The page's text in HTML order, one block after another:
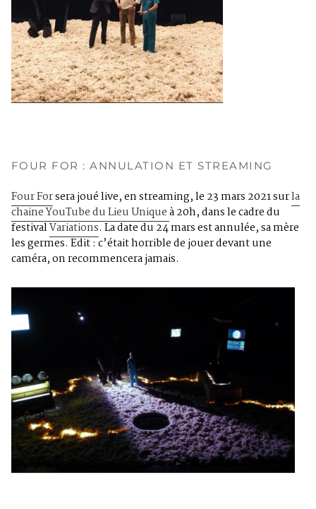
FOUR FOR : ANNULATION ET STREAMING
Four Forsera joué live, en streaming, le 23 mars 2021 surla
chaine YouTube du Lieu Uniqueà 20h, dans le cadre du
festivalVariations. La date du 24 mars est annulée, sa mère
les germes. Edit : c’était horrible de jouer devant une
caméra, on recommencera jamais.